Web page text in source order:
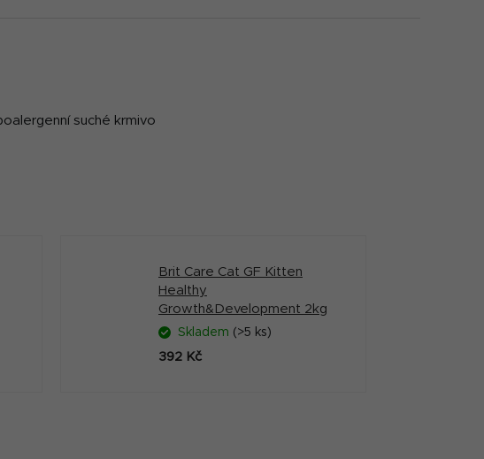
suché krmivo
Brit Care Cat GF Kitten
Healthy
Growth&Development 2kg
Skladem (>5 ks)
392 Kč